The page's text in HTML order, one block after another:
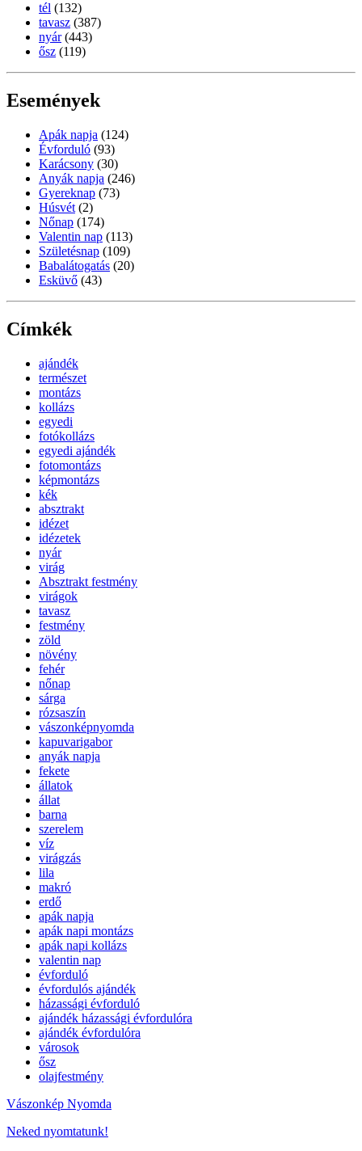
tél (132)
tavasz (387)
nyár (443)
ősz (119)
Események
Apák napja (124)
Évforduló (93)
Karácsony (30)
Anyák napja (246)
Gyereknap (73)
Húsvét (2)
Nőnap (174)
Valentin nap (113)
Születésnap (109)
Babalátogatás (20)
Esküvő (43)
Címkék
ajándék
természet
montázs
kollázs
egyedi
fotókollázs
egyedi ajándék
fotomontázs
képmontázs
kék
absztrakt
idézet
idézetek
nyár
virág
Absztrakt festmény
virágok
tavasz
festmény
zöld
növény
fehér
nőnap
sárga
rózsaszín
vászonképnyomda
kapuvarigabor
anyák napja
fekete
állatok
állat
barna
szerelem
víz
virágzás
lila
makró
erdő
apák napja
apák napi montázs
apák napi kollázs
valentin nap
évforduló
évfordulós ajándék
házassági évforduló
ajándék házassági évfordulóra
ajándék évfordulóra
városok
ősz
olajfestmény
Vászonkép Nyomda
Neked nyomtatunk!